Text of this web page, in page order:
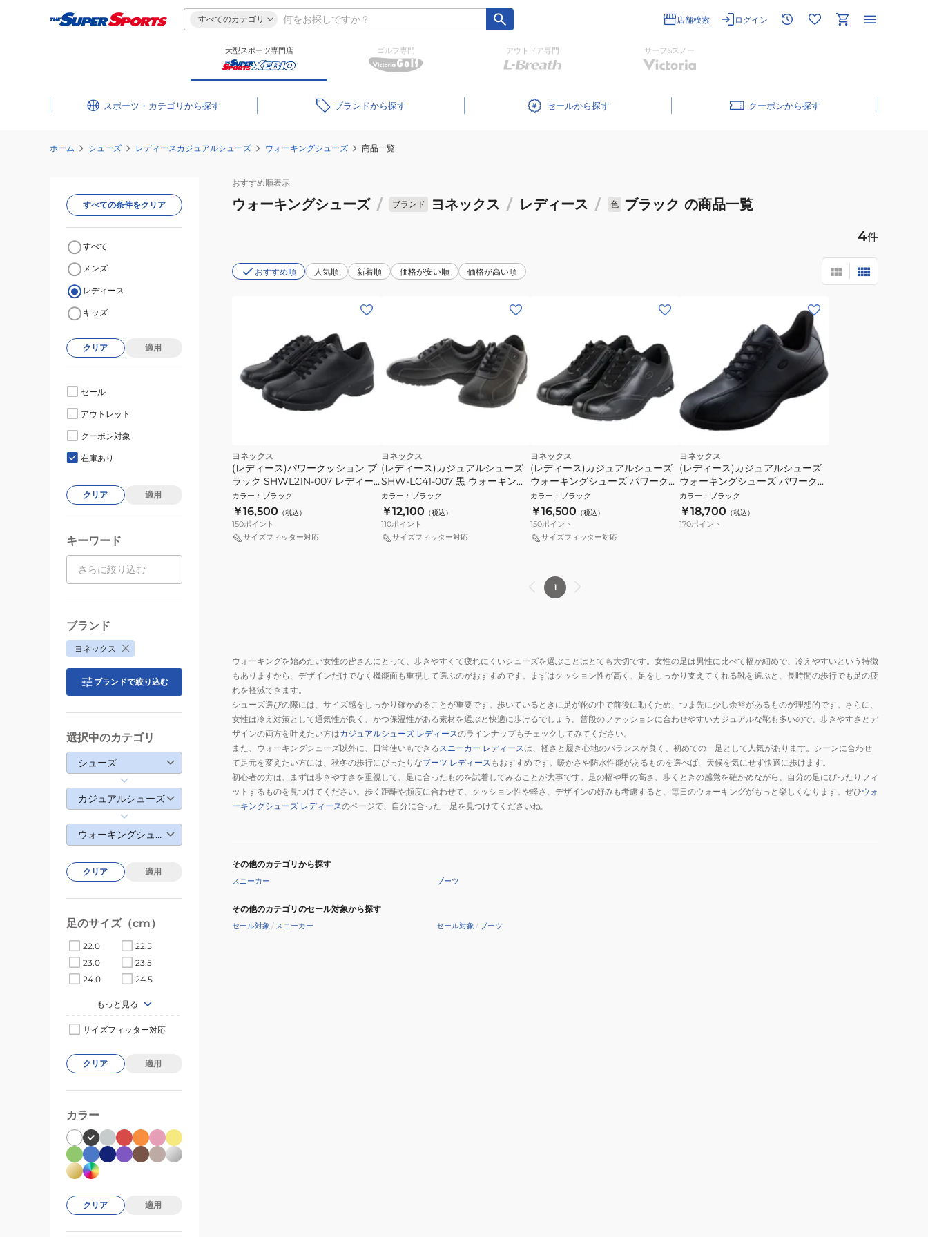
すべてのカテゴリ 店舗検索 ログイン
大型スポーツ専門店 ゴルフ専門 アウトドア専門 サーフ&スノー
スポーツ・カテゴリ ブランド セール クーポン
ホーム シューズ レディースカジュアルシューズ ウォーキングシューズ 商品一覧
おすすめ順表示
ウォーキングシューズ / ブランド ヨネックス / レディース / 色 ブラック の商品一覧
4件
おすすめ順 人気順 新着順 価格が安い順 価格が高い順
ヨネックス
(レディース)パワークッション ブ
ラック SHWL21N-007 レディー
ス スニーカー シューズ
カラー ： ブラック
￥16,500 （税込）
150ポイント
サイズフィッター対応
ヨネックス
(レディース)カジュアルシューズ
SHW-LC41-007 黒 ウォーキング
シューズ
カラー ： ブラック
￥12,100 （税込）
110ポイント
サイズフィッター対応
ヨネックス
(レディース)カジュアルシューズ
ウォーキングシューズ パワークッ
ションL30F SHWL30F-007
カラー ： ブラック
￥16,500 （税込）
150ポイント
サイズフィッター対応
ヨネックス
(レディース)カジュアルシューズ
ウォーキングシューズ パワークッ
ション ブラック L130W
SHWL130W-007 スニーカー
カラー ： ブラック
￥18,700 （税込）
170ポイント
1
ウォーキングを始めたい女性の皆さんにとって、歩きやすくて疲れにくいシューズを選ぶことはとても大切です。女性の足は男性に比べて幅が細めで、冷えやすいという特徴
もありますから、デザインだけでなく機能面も重視して選ぶのがおすすめです。まずはクッション性が高く、足をしっかり支えてくれる靴を選ぶと、長時間の歩行でも足の疲
れを軽減できます。
シューズ選びの際には、サイズ感をしっかり確かめることが重要です。歩いているときに足が靴の中で前後に動くため、つま先に少し余裕があるものが理想的です。さらに、
女性は冷え対策として通気性が良く、かつ保温性がある素材を選ぶと快適に歩けるでしょう。普段のファッションに合わせやすいカジュアルな靴も多いので、歩きやすさとデ
ザインの両方を叶えたい方はカジュアルシューズ レディースのラインナップもチェックしてみてください。
また、ウォーキングシューズ以外に、日常使いもできる スニーカー レディース は、軽さと履き心地のバランスが良く、初めての一足として人気があります。シーンに合わせ
て足元を変えたい方には、秋冬の歩行にぴったりなブーツ レディース もおすすめです。暖かさや防水性能があるものを選べば、天候を気にせず快適に歩けます。
初心者の方は、まずは歩きやすさを重視して、足に合ったものを試着してみることが大事です。足の幅や甲の高さ、歩くときの感覚を確かめながら、自分の足にぴったりフィ
ットするものを見つけてください。歩く距離や頻度に合わせて、クッション性や軽さ、デザインの好みも考慮すると、毎日のウォーキングがもっと楽しくなります。ぜひウォ
ーキングシューズ レディースのページで、自分に合った一足を見つけてくださいね。
その他のカテゴリから探す
スニーカー ブーツ
その他のカテゴリのセール対象から探す
セール対象 / スニーカー セール対象 / ブーツ
すべての条件をクリア
すべて
メンズ
レディース
キッズ
クリア 適用
セール
アウトレット
クーポン対象
在庫あり
クリア 適用
キーワード
ブランド
ヨネックス
ブランドで絞り込む
選択中のカテゴリ
シューズ
カジュアルシューズ
ウォーキングシューズ
クリア 適用
足のサイズ（cm）
22.0
22.5
23.0
23.5
24.0
24.5
もっと見る
サイズフィッター対応
クリア 適用
カラー
クリア 適用